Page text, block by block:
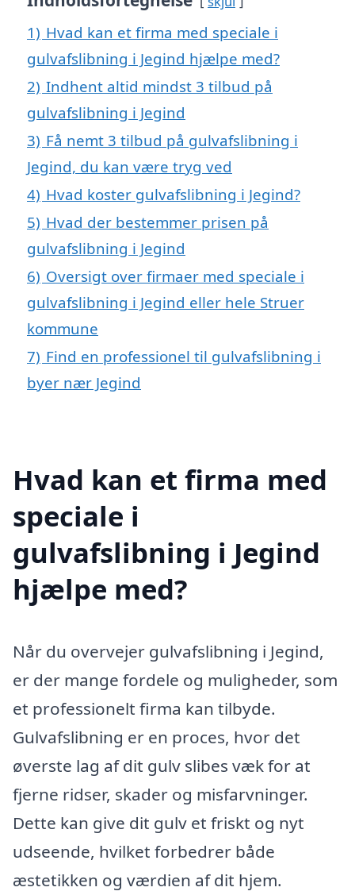
1) Hvad kan et firma med speciale i
gulvafslibning i Jegind hjælpe med?
2) Indhent altid mindst 3 tilbud på
gulvafslibning i Jegind
3) Få nemt 3 tilbud på gulvafslibning i
Jegind, du kan være tryg ved
4) Hvad koster gulvafslibning i Jegind?
5) Hvad der bestemmer prisen på
gulvafslibning i Jegind
6) Oversigt over firmaer med speciale i
gulvafslibning i Jegind eller hele Struer
kommune
7) Find en professionel til gulvafslibning i
byer nær Jegind
Hvad kan et firma med
speciale i
gulvafslibning i Jegind
hjælpe med?
Når du overvejer gulvafslibning i Jegind,
er der mange fordele og muligheder, som
et professionelt firma kan tilbyde.
Gulvafslibning er en proces, hvor det
øverste lag af dit gulv slibes væk for at
fjerne ridser, skader og misfarvninger.
Dette kan give dit gulv et friskt og nyt
udseende, hvilket forbedrer både
æstetikken og værdien af dit hjem.